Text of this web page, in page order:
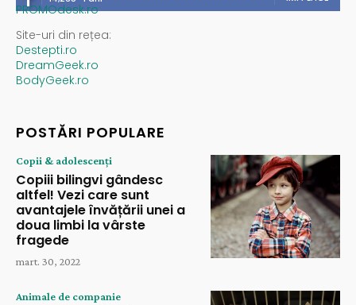
PROMOdesk.ro
Site-uri din rețea:
Destepti.ro
DreamGeek.ro
BodyGeek.ro
POSTĂRI POPULARE
Copii & adolescenți
Copiii bilingvi gândesc
altfel! Vezi care sunt
avantajele învățării unei a
doua limbi la vârste
fragede
mart. 30, 2022
Animale de companie